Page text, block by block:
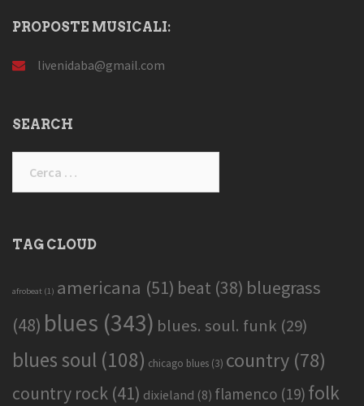
PROPOSTE MUSICALI:
livenidaba@gmail.com
SEARCH
TAG CLOUD
afrobeat (1) americana (51) beat (38) bluegrass
(48) blues (343) blues. soul. funk (29)
blues soul (108) chicago blues (3) country (78)
country rock (41) dixieland (8) flamenco (19) folk